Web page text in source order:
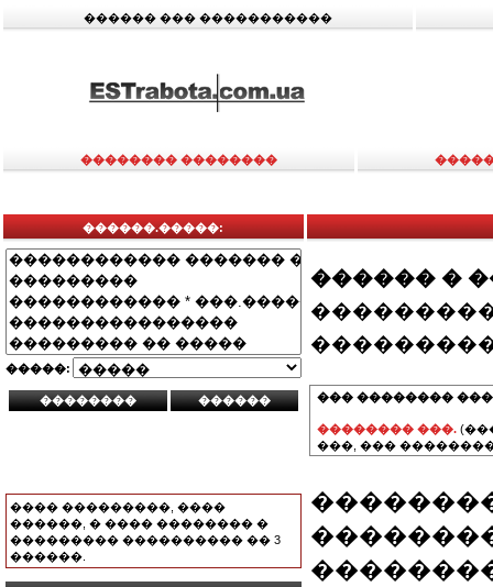
������ ��� �����������
�������� ��������
������.�����:
�����:
���� ���������, ����
������, � ���� �������� �
��������� ���������� �� 3
������.
������ �
��� ��������
�������� ���.
���, ���